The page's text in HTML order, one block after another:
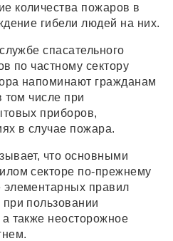
количества пожаров в
гибели людей на них.
спасательного
по частному сектору
напоминают гражданам
том числе при
приборов,
в случае пожара.
что основными
секторе по-прежнему
элементарных правил
пользовании
также неосторожное